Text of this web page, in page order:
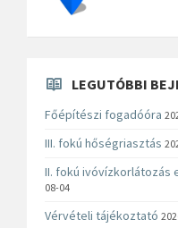
LEGUTÓBBI
Főépítészi fogadóóra
III. fokú hőségriasztás
II. fokú ivóvízkorlátozás
08-04
Vérvételi tájékoztató